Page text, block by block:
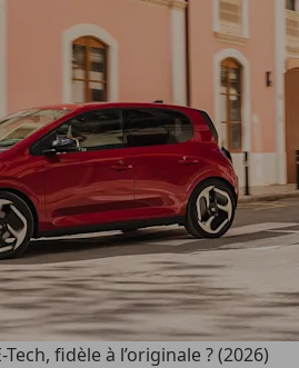
fidèle à l’originale ? (2026)